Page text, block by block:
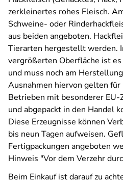
zerkleinertes rohes Fleisch.
Schweine- oder
aus beiden angeboten.
Tierarten hergestellt werden.
vergrößerten Oberfläche ist
und muss noch am
Ausnahmen hiervon gelten für
Betrieben mit besonderer
und abgepackt in den Handel
Diese Erzeugnisse können
bis neun Tagen aufweisen.
Fertigpackungen angeboten
Hinweis "Vor dem Verzehr
Beim Einkauf ist darauf zu